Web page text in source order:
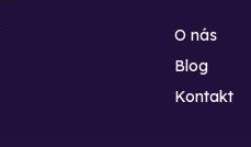
O nás
Blog
Kontakt